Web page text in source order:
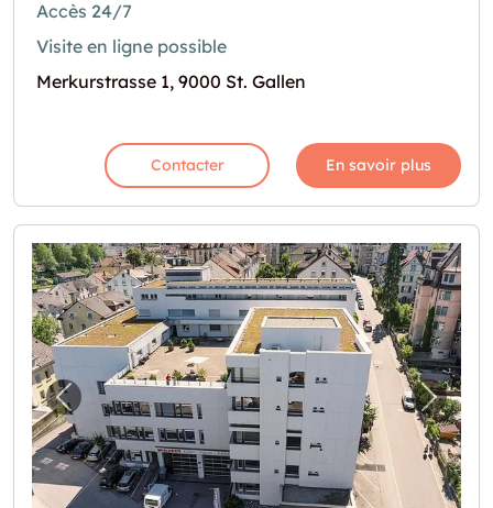
Accès 24/7
Visite en ligne possible
Merkurstrasse 1, 9000 St. Gallen
Contacter En savoir plus
Image précédente pour "Lagerraum mit